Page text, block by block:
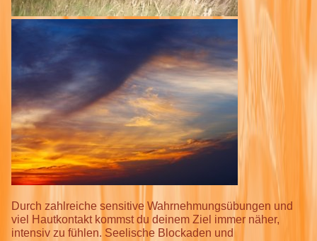
Durch zahlreiche sensitive Wahrnehmungsübungen und
viel Hautkontakt kommst du deinem Ziel immer näher,
intensiv zu fühlen. Seelische Blockaden und